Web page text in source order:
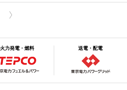
火力発電・燃料 送電・配電